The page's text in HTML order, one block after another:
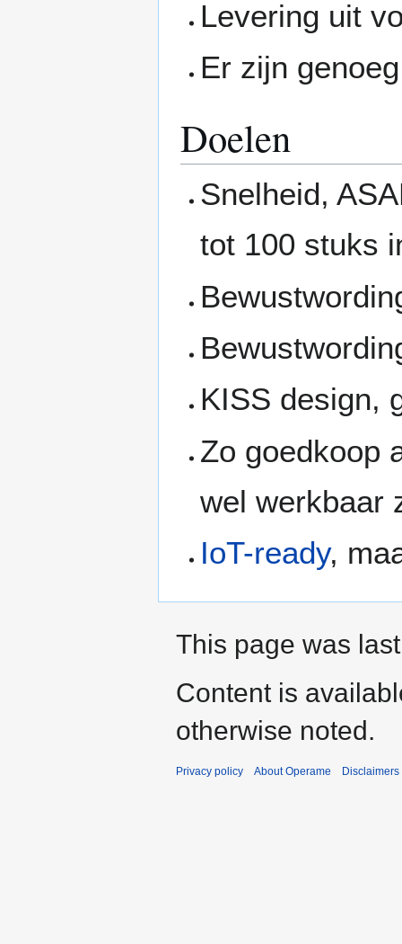
Levering uit
Er zijn
Doelen
Snelheid,
tot 100 stuks
KISS design,
Zo goedkoop
wel werkbaar
IoT-ready,
This page was
Content is
otherwise noted.
Privacy policy About Operame Disclaimers